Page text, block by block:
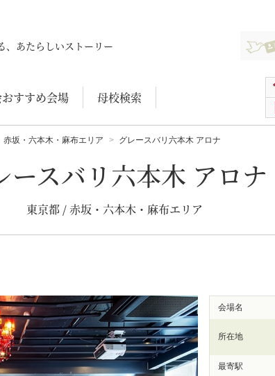
、あたらしいストーリー
すすめ会場 母校検索
赤坂・六本木・麻布エリア グレースバリ六本木 アロナ
ースバリ六本木 アロナ
東京都 / 赤坂・六本木・麻布エリア
会場名
所在地
最寄駅